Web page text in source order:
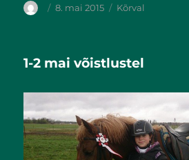
8. mai 2015 Kõrval
1-2 mai võistlustel